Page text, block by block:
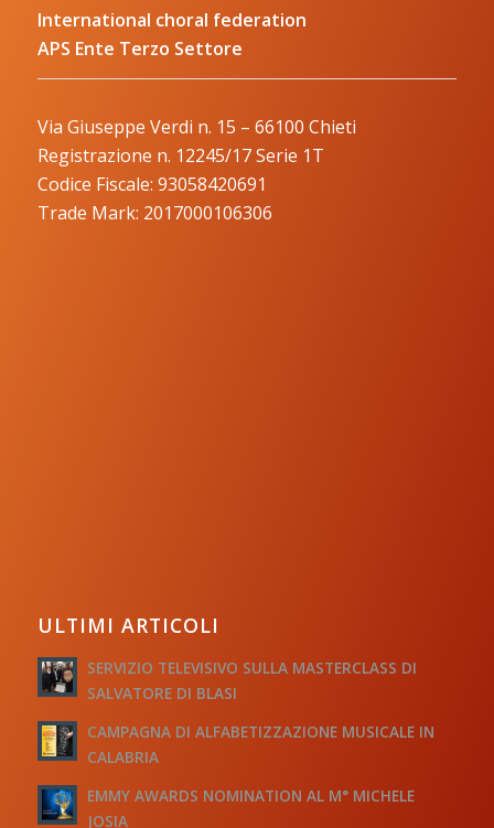
International choral federation
APS Ente Terzo Settore
Via Giuseppe Verdi n. 15 – 66100 Chieti
Registrazione n. 12245/17 Serie 1T
Codice Fiscale: 93058420691
Trade Mark: 2017000106306
ULTIMI ARTICOLI
SERVIZIO TELEVISIVO SULLA MASTERCLASS DI
SALVATORE DI BLASI
CAMPAGNA DI ALFABETIZZAZIONE MUSICALE IN
CALABRIA
EMMY AWARDS NOMINATION AL M° MICHELE
JOSIA